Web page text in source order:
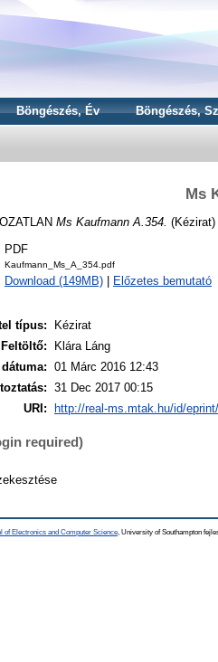
Böngészés, Év Böngészés,
Ms
Ms Kaufmann A.354. (Kézirat)
PDF
Kaufmann_Ms_A_354.pdf
Download (149MB) Előzetes bemutató
típus:
Kézirat
Feltöltő:
Klára Láng
01 Márc 2016 12:43
31 Dec 2017 00:15
URI:
http://real-ms.mtak.hu/id/
required)
of Electronics and Computer Science , University of Southampton